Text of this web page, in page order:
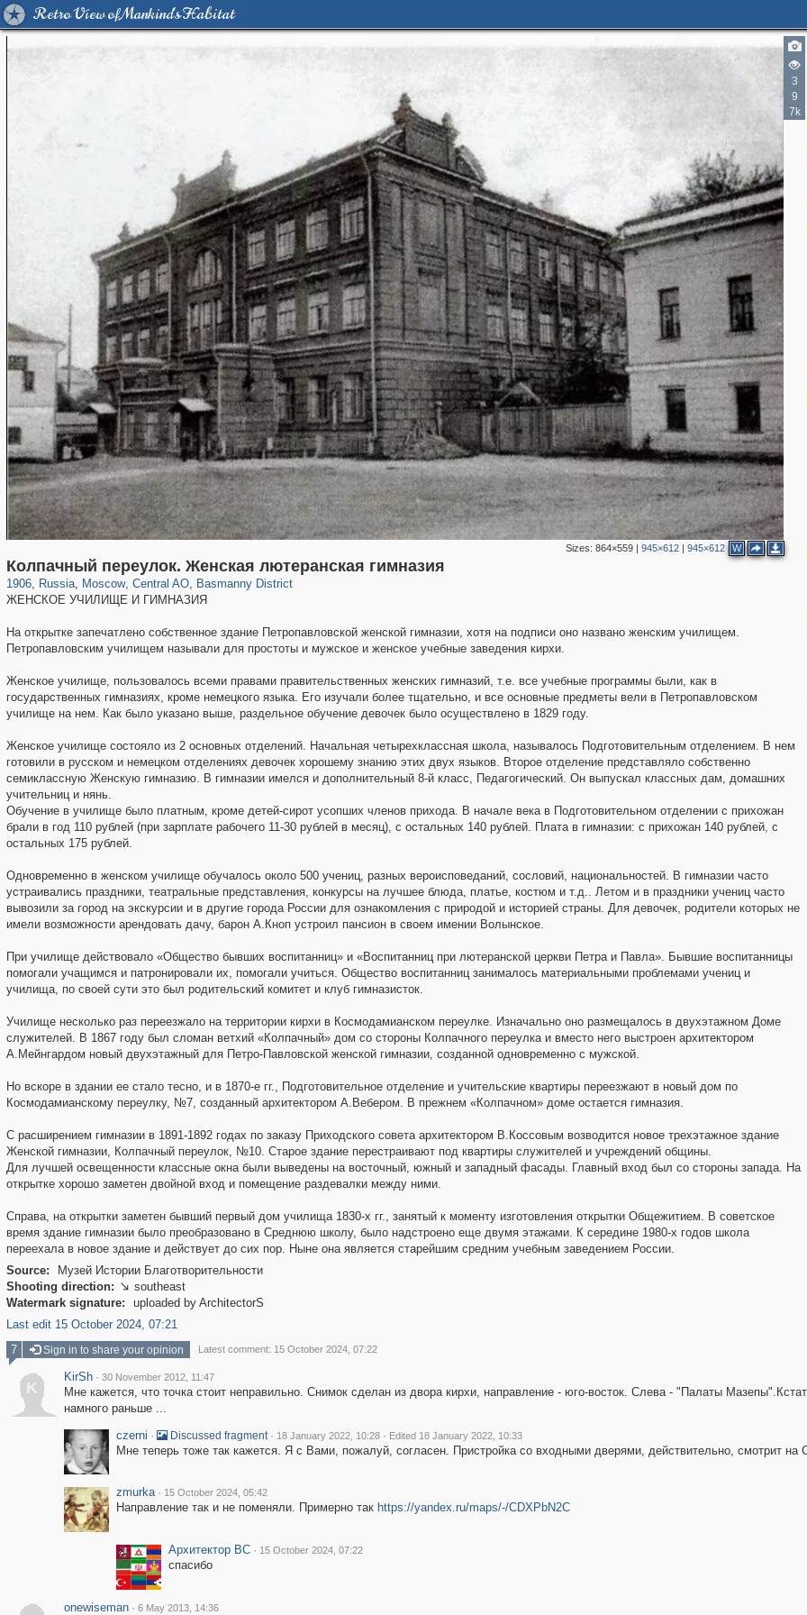
Retro View of Mankind's Habitat
3
9
7k
Sizes: 864×559| 945×612| 945×612 W
Колпачный переулок. Женская лютеранская гимназия
1906, Russia
1,406,258 29,243
, Moscow
319,780 8,286
, Central AO
159,978 5,916
, Basmanny District
13,198 520
ЖЕНСКОЕ УЧИЛИЩЕ И ГИМНАЗИЯ
На открытке запечатлено собственное здание Петропавловской женской гимназии, хотя на подписи оно названо женским училищем.
Петропавловским училищем называли для простоты и мужское и женское учебные заведения кирхи.
Женское училище, пользовалось всеми правами правительственных женских гимназий, т.е. все учебные программы были, как в
государственных гимназиях, кроме немецкого языка. Его изучали более тщательно, и все основные предметы вели в Петропавловском
училище на нем. Как было указано выше, раздельное обучение девочек было осуществлено в 1829 году.
Женское училище состояло из 2 основных отделений. Начальная четырехклассная школа, называлось Подготовительным отделением. В нем
готовили в русском и немецком отделениях девочек хорошему знанию этих двух языков. Второе отделение представляло собственно
семиклассную Женскую гимназию. В гимназии имелся и дополнительный 8-й класс, Педагогический. Он выпускал классных дам, домашних
учительниц и нянь.
Обучение в училище было платным, кроме детей-сирот усопших членов прихода. В начале века в Подготовительном отделении с прихожан
брали в год 110 рублей (при зарплате рабочего 11-30 рублей в месяц), с остальных 140 рублей. Плата в гимназии: с прихожан 140 рублей, с
остальных 175 рублей.
Одновременно в женском училище обучалось около 500 учениц, разных вероисповеданий, сословий, национальностей. В гимназии часто
устраивались праздники, театральные представления, конкурсы на лучшее блюда, платье, костюм и т.д.. Летом и в праздники учениц часто
вывозили за город на экскурсии и в другие города России для ознакомления с природой и историей страны. Для девочек, родители которых не
имели возможности арендовать дачу, барон А.Кноп устроил пансион в своем имении Волынское.
При училище действовало «Общество бывших воспитанниц» и «Воспитанниц при лютеранской церкви Петра и Павла». Бывшие воспитанницы
помогали учащимся и патронировали их, помогали учиться. Общество воспитанниц занималось материальными проблемами учениц и
училища, по своей сути это был родительский комитет и клуб гимназисток.
Училище несколько раз переезжало на территории кирхи в Космодамианском переулке. Изначально оно размещалось в двухэтажном Доме
служителей. В 1867 году был сломан ветхий «Колпачный» дом со стороны Колпачного переулка и вместо него выстроен архитектором
А.Мейнгардом новый двухэтажный для Петро-Павловской женской гимназии, созданной одновременно с мужской.
Но вскоре в здании ее стало тесно, и в 1870-е гг., Подготовительное отделение и учительские квартиры переезжают в новый дом по
Космодамианскому переулку, №7, созданный архитектором А.Вебером. В прежнем «Колпачном» доме остается гимназия.
С расширением гимназии в 1891-1892 годах по заказу Приходского совета архитектором В.Коссовым возводится новое трехэтажное здание
Женской гимназии, Колпачный переулок, №10. Старое здание перестраивают под квартиры служителей и учреждений общины.
Для лучшей освещенности классные окна были выведены на восточный, южный и западный фасады. Главный вход был со стороны запада. На
открытке хорошо заметен двойной вход и помещение раздевалки между ними.
Справа, на открытки заметен бывший первый дом училища 1830-х гг., занятый к моменту изготовления открытки Общежитием. В советское
время здание гимназии было преобразовано в Среднюю школу, было надстроено еще двумя этажами. К середине 1980-х годов школа
переехала в новое здание и действует до сих пор. Ныне она является старейшим средним учебным заведением России.
Source:
Музей Истории Благотворительности
Shooting direction:  southeast
Watermark signature:
uploaded by ArchitectorS
Last edit 15 October 2024, 07:21
10
2
7 Sign in to share your opinion Latest comment: 15 October 2024, 07:22
K
KirSh · 30 November 2012, 11:47
Мне кажется, что точка стоит неправильно. Снимок сделан из двора кирхи, направление - юго-восток. Слева - "Палаты
намного раньше ...
czerni · Discussed fragment · 18 January 2022, 10:28 · Edited 18 January 2022, 10:33
Мне теперь тоже так кажется. Я с Вами, пожалуй, согласен. Пристройка со входными дверями, действительно, смотрит на
zmurka · 15 October 2024, 05:42
Направление так и не поменяли. Примерно так https://yandex.ru/maps/-/CDXPbN2C
Архитектор ВС · 15 October 2024, 07:22
спасибо
onewiseman · 6 May 2013, 14:36